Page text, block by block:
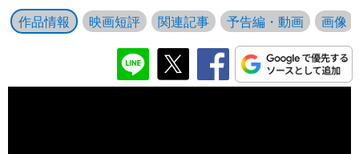
作品情報 映画短評 関連記事 予告編・動画 画像